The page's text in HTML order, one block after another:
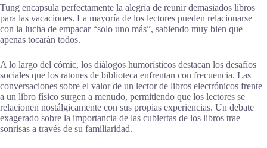
Tung encapsula perfectamente la alegría de reunir demasiados libros
para las vacaciones. La mayoría de los lectores pueden relacionarse
con la lucha de empacar “solo uno más”, sabiendo muy bien que
apenas tocarán todos.
A lo largo del cómic, los diálogos humorísticos destacan los desafíos
sociales que los ratones de biblioteca enfrentan con frecuencia. Las
conversaciones sobre el valor de un lector de libros electrónicos frente
a un libro físico surgen a menudo, permitiendo que los lectores se
relacionen nostálgicamente con sus propias experiencias. Un debate
exagerado sobre la importancia de las cubiertas de los libros trae
sonrisas a través de su familiaridad.